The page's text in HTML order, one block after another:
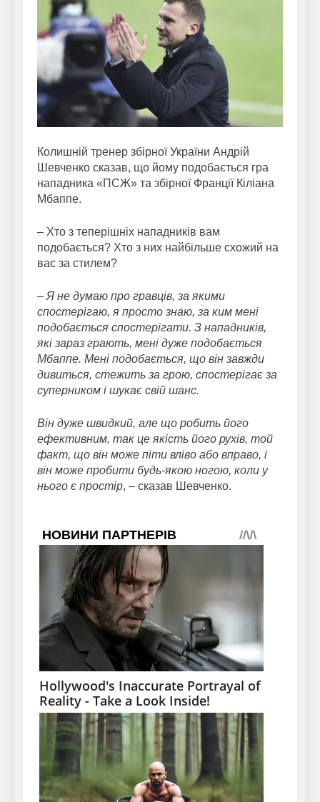
Колишній тренер збірної України Андрій
Шевченко сказав, що йому подобається гра
нападника «ПСЖ» та збірної Франції Кіліана
Мбаппе.
– Хто з теперішніх нападників вам
подобається? Хто з них найбільше схожий на
вас за стилем?
– Я не думаю про гравців, за якими
спостерігаю, я просто знаю, за ким мені
подобається спостерігати. З нападників,
які зараз грають, мені дуже подобається
Мбаппе. Мені подобається, що він завжди
дивиться, стежить за грою, спостерігає за
суперником і шукає свій шанс.
Він дуже швидкий, але що робить його
ефективним, так це якість його рухів, той
факт, що він може піти вліво або вправо, і
він може пробити будь-якою ногою, коли у
нього є простір, – сказав Шевченко.